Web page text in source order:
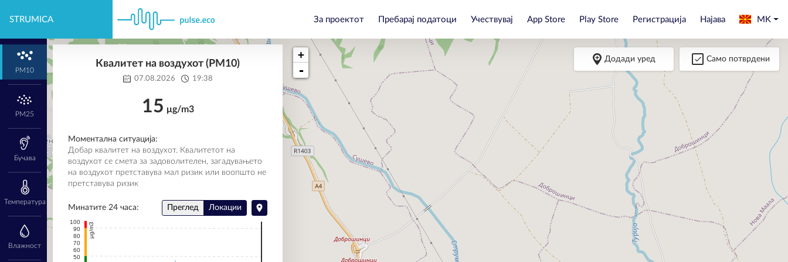
STRUMICA За проектот Пребарај податоци Учествувај App Store Play Store Регистрација Најава MK
+
-
Додади уред Само потврдени
PM10
PM25
Бучава
Температура
Влажност
Квалитет на воздухот (PM10)
07.08.2026 19:38
15 μg/m3
Моментална ситуација:
Добар квалитет на воздухот. Квалитетот на
воздухот се смета за задоволителен, загадувањето
на воздухот претставува мал ризик или воопшто не
претставува ризик
Минатите 24 часа: Преглед Локации
50
60
70
80
90
100 μg/m3